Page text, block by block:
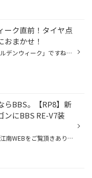
ーク直前！タイヤ点
おまかせ！
もうすぐ、「ゴールデンウィーク」ですね。 たくさんの方がお出かけになるゴールデンウィークは特に、タイヤやおクルマのトラブルが急増しがちです。 例年、高速道路などでの「タイヤの空気圧不足」によるトラブルが増加する傾向ですので お出かけ前に、しっかり「タイヤ点検」をして備えましょう！...
らBBS。【RP8】新
ンにBBS RE-V7装
いつもタイヤ館松江南WEBをご覧頂きありがとうございます スタッフのさかいです 本日はホイール交換作業のご紹介になります！ 車両は新型ステップワゴン 全体的にシンプルな印象ですが大柄なミニバンらしい高級感・存在感のある一台 無限パーツが各所にあることで大人なスポーティ感も演出されてい...